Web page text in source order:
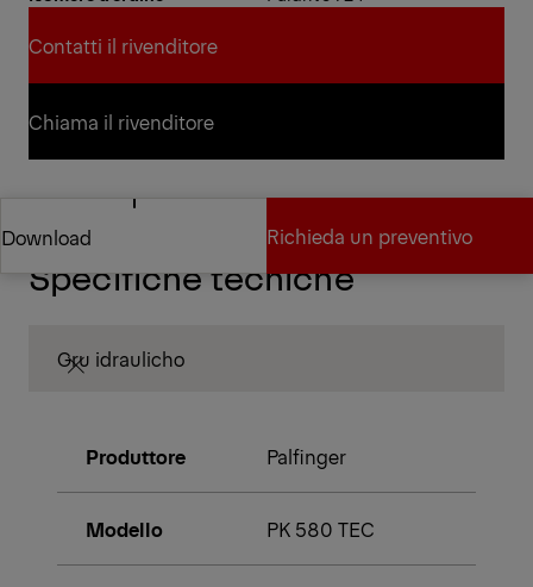
Contatti il rivenditore
Contatti il rivenditore
Chiama il rivenditore
Chiama il rivenditore
Download
Richieda un preventivo
Specifiche tecniche
Gru idraulicho
Produttore Palfinger
Modello PK 580 TEC